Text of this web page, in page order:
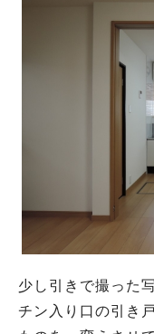
少し引きで撮った
チン入り口の引き